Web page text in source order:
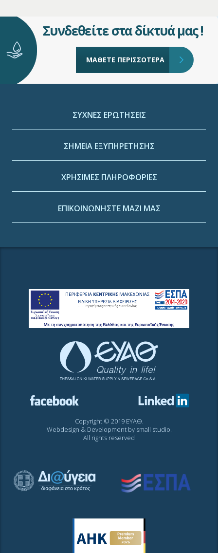
Συνδεθείτε στα δίκτυά μας !
ΜΑΘΕΤΕ ΠΕΡΙΣΣΟΤΕΡΑ
ΣΥΧΝΕΣ ΕΡΩΤΗΣΕΙΣ
ΣΗΜΕΙΑ ΕΞΥΠΗΡΕΤΗΣΗΣ
ΧΡΗΣΙΜΕΣ ΠΛΗΡΟΦΟΡΙΕΣ
ΕΠΙΚΟΙΝΩΝΗΣΤΕ ΜΑΖΙ ΜΑΣ
Copyright © 2019 ΕΥΑΘ.
Webdesign & Development by small studio.
All rights reserved